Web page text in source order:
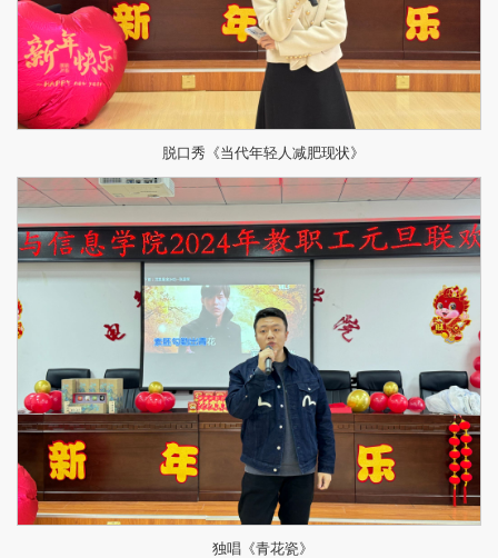
脱口秀《当代年轻人减肥现状》
独唱《青花瓷》